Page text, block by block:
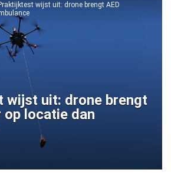
wijst uit: drone brengt AED
wijst uit: drone brengt
op locatie dan